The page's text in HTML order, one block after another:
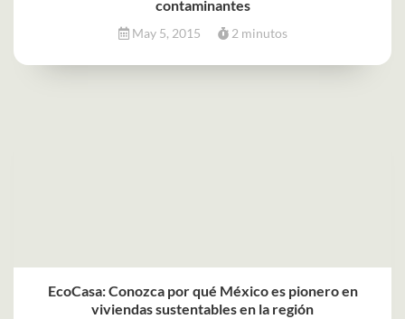
contaminantes
May 5, 2015 2 minutos
EcoCasa: Conozca por qué México es pionero en
viviendas sustentables en la región